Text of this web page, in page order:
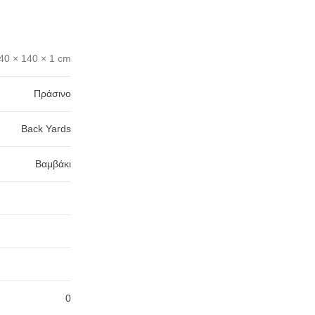
× 140 × 1 cm
Πράσινο
Back Yards
Βαμβάκι
0